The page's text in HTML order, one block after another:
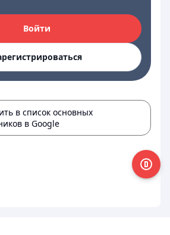
Войти
в список основных
в Google